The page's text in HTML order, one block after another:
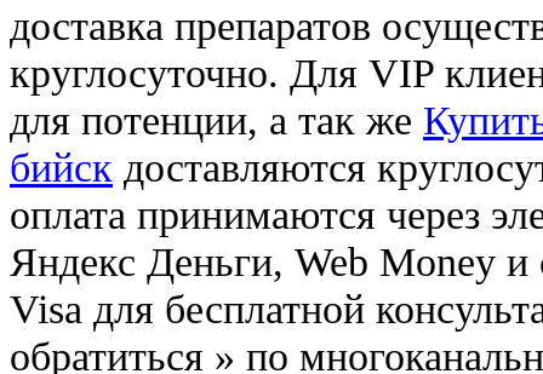
доставка препаратов
круглосуточно. Для VIP
для потенции, а так же
бийск доставляются
оплата принимаются через
Яндекс Деньги, Web Money и
Visa для бесплатной
обратиться » по